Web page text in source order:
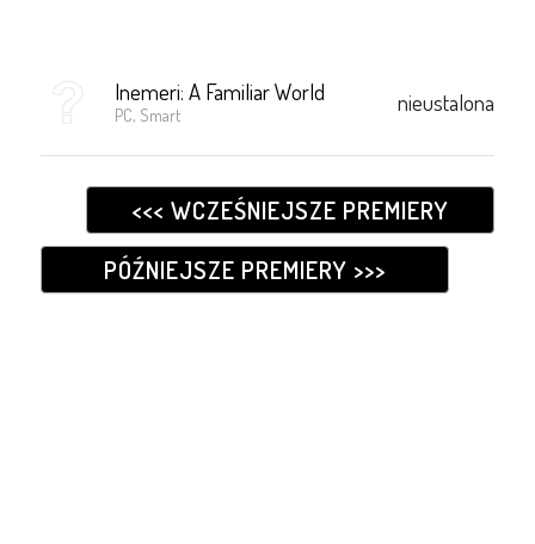
Inemeri: A Familiar World
PC, Smart nieustalona
<<< WCZEŚNIEJSZE PREMIERY
PÓŹNIEJSZE PREMIERY >>>